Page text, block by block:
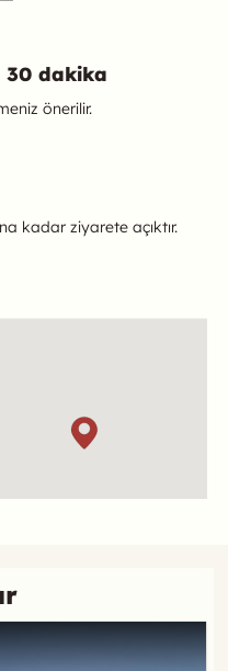
30 dakika
önerilir.
kadar ziyarete açıktır.